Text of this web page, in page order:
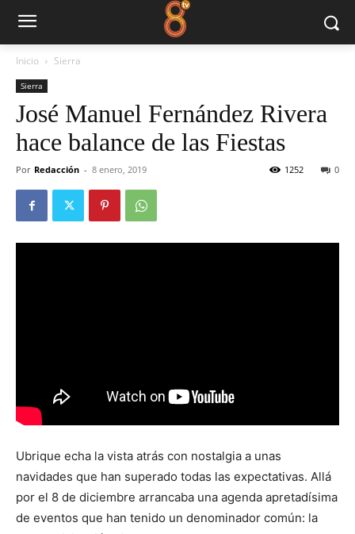
Inicio Sierra
Sierra
José Manuel Fernández Rivera
hace balance de las Fiestas
Por Redacción - 8 enero, 2019 0
1252
Ubrique echa la vista atrás con nostalgia a unas
navidades que han superado todas las expectativas. Allá
por el 8 de diciembre arrancaba una agenda apretadísima
de eventos que han tenido un denominador común: la